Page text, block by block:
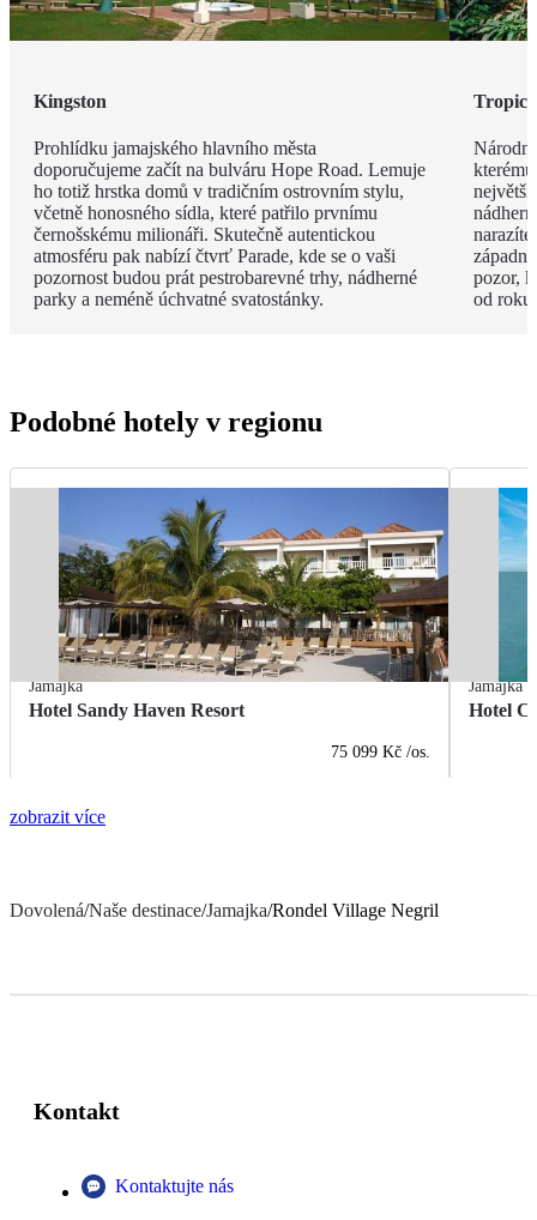
Kingston
Prohlídku jamajského hlavního města
doporučujeme začít na bulváru Hope Road. Lemuje
ho totiž hrstka domů v tradičním ostrovním stylu,
včetně honosného sídla, které patřilo prvnímu
černošskému milionáři. Skutečně autentickou
atmosféru pak nabízí čtvrť Parade, kde se o vaši
pozornost budou prát pestrobarevné trhy, nádherné
parky a neméně úchvatné svatostánky.
pozor,
od roku
Podobné hotely v regionu
Jamajka
Hotel Sandy Haven Resort
75 099 Kč /os.
Jamajka
Hotel
zobrazit více
Dovolená/Naše destinace/Jamajka/Rondel Village Negril
Kontakt
Kontaktujte nás